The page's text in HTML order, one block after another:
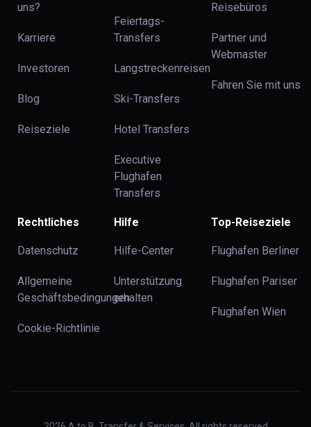
uns?
Karriere
Investoren
Blog
Reiseziele
Feiertags-
Transfers
Langstreckenreisen
Ski-Transfers
Hotel Transfers
Executive
Flughafen
Transfers
Reisebüros
Partner und
Webmaster
Fahren Sie mit uns
Rechtliches
Datenschutz
Allgemeine
Geschäftsbedingungen
Cookie-Richtlinie
Hilfe
Hilfe-Center
Unterstützung
erhalten
Top-Reiseziele
Flughafen Berliner
Flughafen Pariser
Flughafen Wien